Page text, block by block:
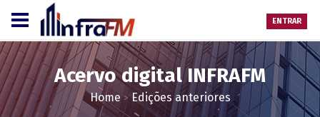
ENTRAR
Acervo digital INFRAFM
Home>Edições anteriores